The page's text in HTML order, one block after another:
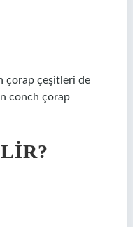
çorap çeşitleri de
conch çorap